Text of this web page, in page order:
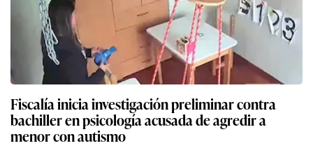
Fiscalía inicia investigación preliminar contra
bachiller en psicología acusada de agredir a
menor con autismo